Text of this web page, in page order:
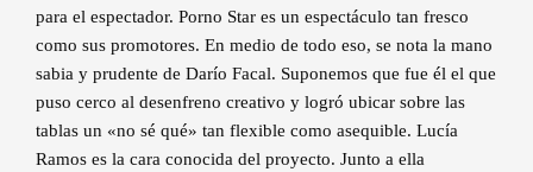
para el espectador. Porno Star es un espectáculo tan fresco
como sus promotores. En medio de todo eso, se nota la mano
sabia y prudente de Darío Facal. Suponemos que fue él el que
puso cerco al desenfreno creativo y logró ubicar sobre las
tablas un «no sé qué» tan flexible como asequible. Lucía
Ramos es la cara conocida del proyecto. Junto a ella